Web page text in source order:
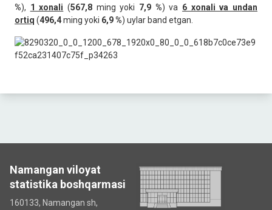
%), 1 xonali (567,8 ming yoki 7,9 %) va 6 xonali va undan
ortiq (496,4ming yoki 6,9 %) uylar band etgan.
Namangan viloyat
statistika boshqarmasi
160133, Namangan sh,